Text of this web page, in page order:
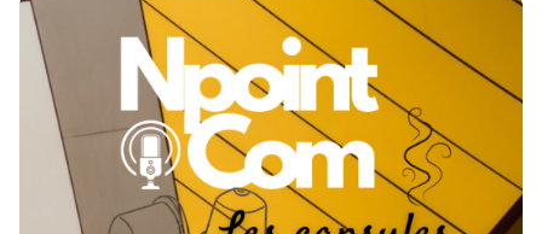
Rédigé par
René